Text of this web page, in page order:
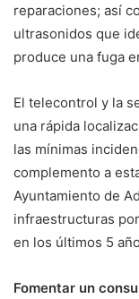
reparaciones; así
ultrasonidos que
produce una fuga
El telecontrol y la
una rápida
las mínimas
complemento a
Ayuntamiento de
infraestructuras
en los últimos 5
Fomentar un